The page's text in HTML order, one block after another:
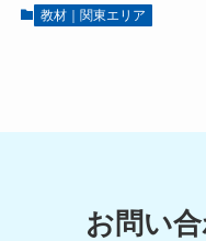
教材｜関東エリア
お問い